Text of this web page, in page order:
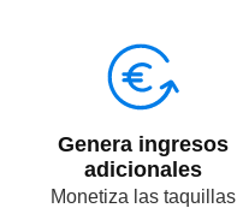
Genera ingresos
adicionales
Monetiza las taquillas